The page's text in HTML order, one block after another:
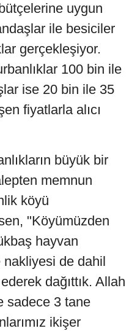
uygun
ile besiciler
gerçekleşiyor.
100 bin ile
ise 20 bin ile 35
fiyatlarla alıcı
büyük bir
memnun
köyü
"Köyümüzden
hayvan
de dahil
dağıttık. Allah
sadece 3 tane
ikişer